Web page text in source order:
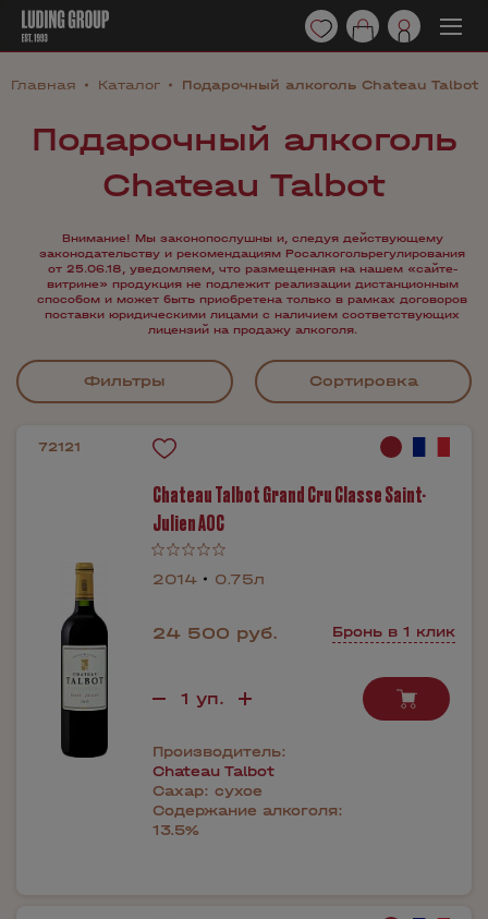
Главная Каталог Подарочный алкоголь Chateau Talbot
Подарочный алкоголь
Chateau Talbot
Внимание! Мы законопослушны и, следуя действующему
законодательству и рекомендациям Росалкогольрегулирования
от 25.06.18, уведомляем, что размещенная на нашем «сайте-
витрине» продукция не подлежит реализации дистанционным
способом и может быть приобретена только в рамках договоров
поставки юридическими лицами с наличием соответствующих
лицензий на продажу алкоголя.
Фильтры Сортировка
72121
Chateau Talbot Grand Cru Classe Saint-
Julien AOC
2014 0.75л
24 500 руб. Бронь в 1 клик
Производитель:
Chateau Talbot
Сахар: сухое
Содержание алкоголя:
13.5%